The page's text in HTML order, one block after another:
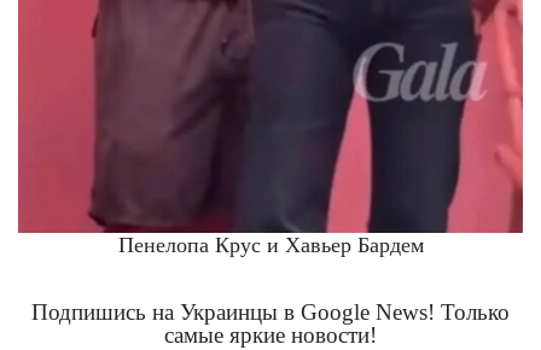
Пенелопа Крус и Хавьер Бардем
Подпишись на Украинцы в Google News! Только
самые яркие новости!